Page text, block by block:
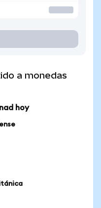
a monedas
hoy